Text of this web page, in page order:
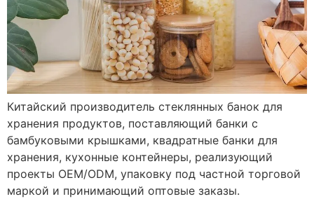
Китайский производитель стеклянных банок для
хранения продуктов, поставляющий банки с
бамбуковыми крышками, квадратные банки для
хранения, кухонные контейнеры, реализующий
проекты OEM/ODM, упаковку под частной торговой
маркой и принимающий оптовые заказы.